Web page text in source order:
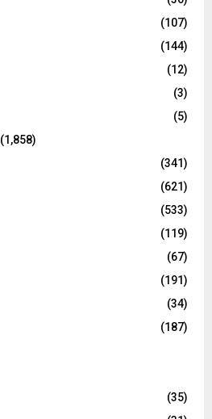
(107)
(144)
(12)
(3)
(5)
(1,858)
(341)
(621)
(533)
(119)
(67)
(191)
(34)
(187)
(35)